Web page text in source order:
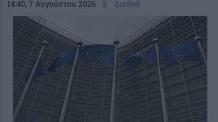
14:40, 7 Αυγούστου 2026 || Διεθνή